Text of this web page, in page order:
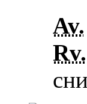
Av.
Rv.